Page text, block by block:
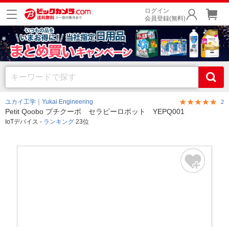
ログイン
会員登録(無料)
ユカイ工学｜Yukai Engineering 2
Petit Qoobo プチクーボ セラピーロボット YEPQ001
IoTデバイス - ランキング 23位